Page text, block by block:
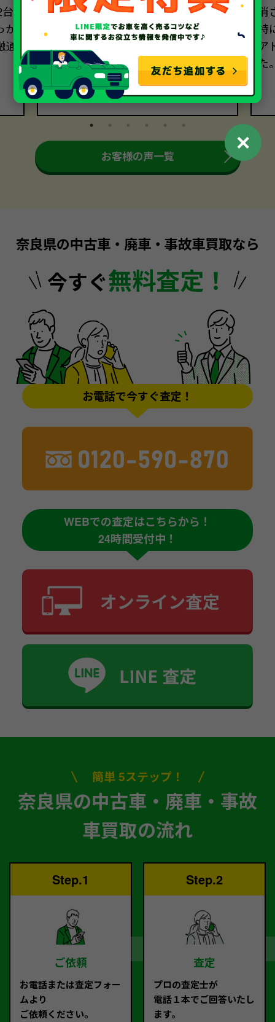
を進めることができました。一つひ
とつの質問にも分かりやすく答えてい
ただき、本当に感謝しております。あ
りがとうございました。
た
お客様の声一覧
奈良県の中古車・廃車・事故車買取なら
今すぐ無料査定！
お電話で今すぐ査定！
WEBでの査定はこちらから！
24時間受付中！
簡単 5ステップ！
奈良県の中古車・廃車・事故
車買取の流れ
Step.1
ご依頼
お電話または査定フォー
ムより
ご依頼ください。
Step.2
査定
プロの査定士が
電話１本でご回答いたし
ます。
✕